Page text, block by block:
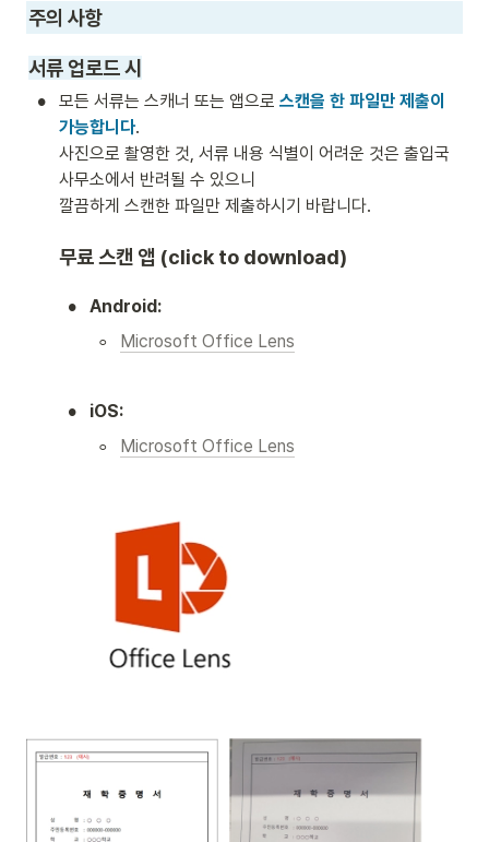
주의 사항
서류 업로드 시
• 모든 서류는 스캐너 또는 앱으로 스캔을 한 파일만 제출이
가능합니다.
사진으로 촬영한 것, 서류 내용 식별이 어려운 것은 출입국
사무소에서 반려될 수 있으니
깔끔하게 스캔한 파일만 제출하시기 바랍니다.
무료 스캔 앱 (click to download)
• Android:
◦ Microsoft Office Lens
• iOS:
◦ Microsoft Office Lens